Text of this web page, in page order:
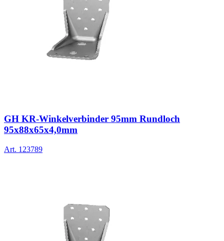
GH KR-Winkelverbinder 95mm Rundloch
95x88x65x4,0mm
Art. 123789